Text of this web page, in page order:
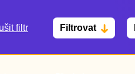
filtr Filtrovat